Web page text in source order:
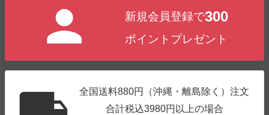
新規会員登録で300
ポイントプレゼント
全国送料880円（沖縄・離島除く）注文
合計税込3980円以上の場合